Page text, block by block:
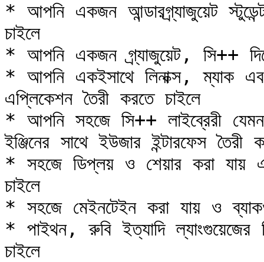
* আপনি একজন আন্ডারগ্র্যাজুয়েট
চাইলে
* আপনি একজন গ্র্যাজুয়েট, সি++ দিয়ে
* আপনি একইসাথে লিনাক্স, ম্যাক
এপ্লিকেশন তৈরী করতে চাইলে
* আপনি সহজে সি++ লাইব্রেরী
ইঞ্জিনের সাথে ইউজার ইন্টারফেস তৈরী
* সহজে ডিপ্লয় ও শেয়ার করা যায়
চাইলে
* সহজে মেইনটেইন করা যায় ও
* পাইথন, রুবি ইত্যাদি ল্যাংগুয়েজের
চাইলে